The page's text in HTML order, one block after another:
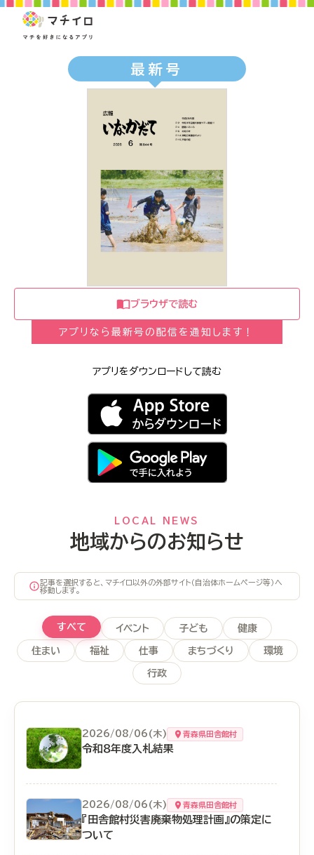
最新号
ブラウザで読む
アプリなら最新号の配信を通知します！
アプリをダウンロードして読む
LOCAL NEWS
地域からのお知らせ
記事を選択すると、マチイロ以外の外部サイト（自治体ホームページ等）へ
移動します。
すべて イベント 子ども 健康
住まい 福祉 仕事 まちづくり 環境
行政
2026/08/06(木) 青森県田舎館村
令和８年度入札結果
2026/08/06(木) 青森県田舎館村
『田舎館村災害廃棄物処理計画』の策定に
ついて